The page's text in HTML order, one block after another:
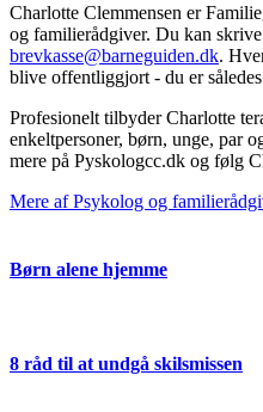
Charlotte Clemmensen er
og familierådgiver. Du kan
brevkasse@barneguiden.dk.
blive offentliggjort - du er
Profesionelt tilbyder Charlotte
enkeltpersoner, børn, unge, par
mere på Pyskologcc.dk og følg
Mere af Psykolog og
Børn alene hjemme
8 råd til at undgå skilsmissen